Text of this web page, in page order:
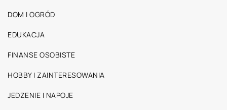
DOM I OGRÓD
EDUKACJA
FINANSE OSOBISTE
HOBBY I ZAINTERESOWANIA
JEDZENIE I NAPOJE